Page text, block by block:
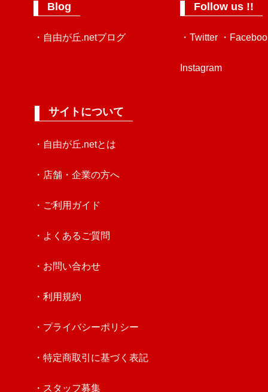
Blog
・自由が丘.netブログ
Follow us !!
・Twitter ・
Instagram
サイトについて
・自由が丘.netとは
・店舗・企業の方へ
・ご利用ガイド
・よくあるご質問
・お問い合わせ
・利用規約
・プライバシーポリシー
・特定商取引に基づく表記
・スタッフ募集